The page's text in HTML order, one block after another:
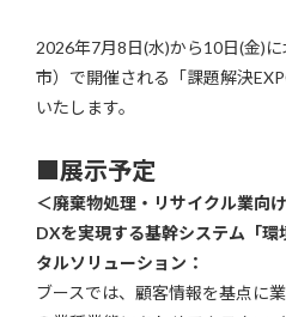
2026年7月8日(水)から10日(金)
市）で開催される「課題解決
いたします。
■展示予定
＜廃棄物処理・リサイクル業向
DXを実現する基幹システム「環
タルソリューション：
ブースでは、顧客情報を基点に